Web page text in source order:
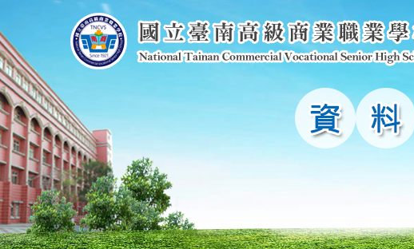
主
要
內
容
區
塊